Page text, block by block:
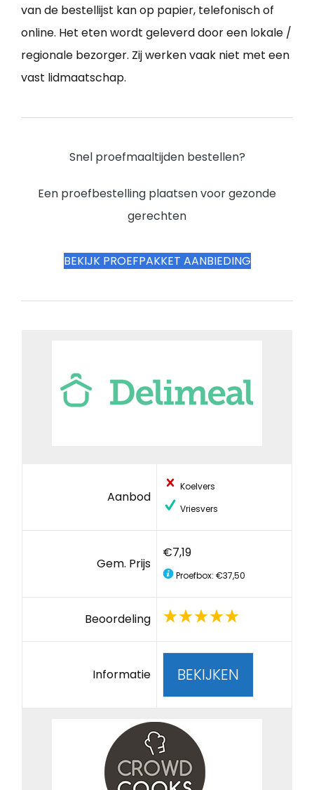
van de bestellijst kan op papier, telefonisch of
online. Het eten wordt geleverd door een lokale /
regionale bezorger. Zij werken vaak niet met een
vast lidmaatschap.
Snel proefmaaltijden bestellen?
Een proefbestelling plaatsen voor gezonde
gerechten
BEKIJK PROEFPAKKET AANBIEDING
Aanbod
Koelvers
Vriesvers
Gem. Prijs
€7,19
Proefbox: €37,50
Beoordeling
Informatie BEKIJKEN